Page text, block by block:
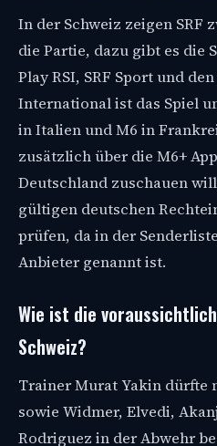
In der Schweiz zeigen SRF
die Partie, dazu gibt es die
Play RSI, SRF Sport und
International ist das Spiel
in Italien und M6 in
zusätzlich über die M6+
Deutschland zuschauen
gültigen deutschen
prüfen, da in der
Anbieter genannt ist.
Wie ist die
Schweiz?
Trainer Murat Yakin dürfte
sowie Widmer, Elvedi,
Rodriguez in der Abwehr